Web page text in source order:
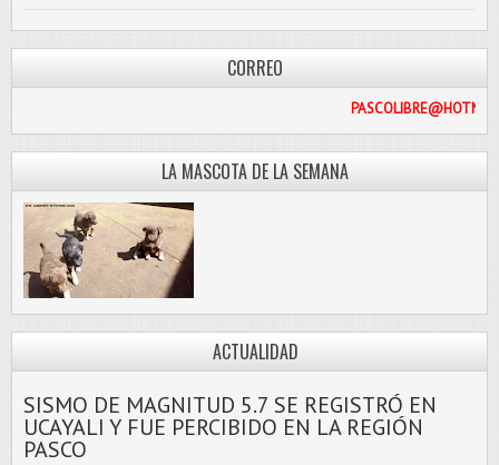
CORREO
LA MASCOTA DE LA SEMANA
ACTUALIDAD
SISMO DE MAGNITUD 5.7 SE REGISTRÓ EN
UCAYALI Y FUE PERCIBIDO EN LA REGIÓN
PASCO